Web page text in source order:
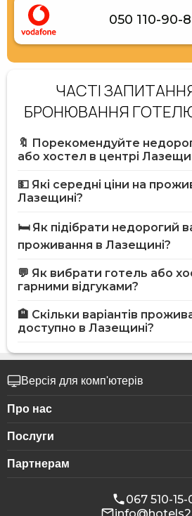
050 110-90-
ЧАСТІ
БРОНЮВАННЯ
🔖 Порекомендуйте
або хостел в центрі
💵 Які середні ціни на
Лазещині?
🛏️ Як підібрати недорогий
проживання в Лазещині?
💬 Як вибрати готель або
гарними відгуками?
🏨 Скільки варіантів
доступно в Лазещині?
Версія для комп'ютерів
Про нас
Про компанію
Конфіденційність
Послуги
Для бізнес-клієнтів
Бронювання для груп
Партнерам
067 510-